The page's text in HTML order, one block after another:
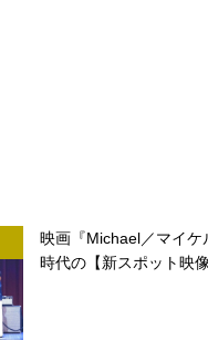
映画『Michael／マイ
時代の【新スポット映